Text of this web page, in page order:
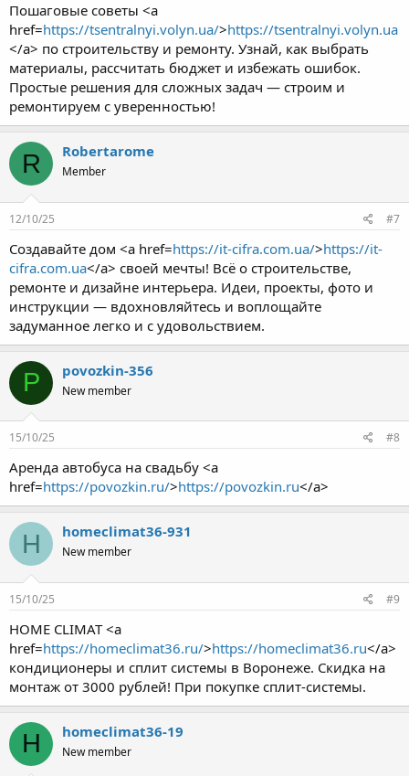
Пошаговые советы <a
href=https://tsentralnyi.volyn.ua/>https://tsentralnyi.volyn.ua
</a> по строительству и ремонту. Узнай, как выбрать
материалы, рассчитать бюджет и избежать ошибок.
Простые решения для сложных задач — строим и
ремонтируем с уверенностью!
R Robertarome
Member
12/10/25 #7
Создавайте дом <a href=https://it-cifra.com.ua/>https://it-
cifra.com.ua</a> своей мечты! Всё о строительстве,
ремонте и дизайне интерьера. Идеи, проекты, фото и
инструкции — вдохновляйтесь и воплощайте
задуманное легко и с удовольствием.
P povozkin-356
New member
15/10/25 #8
Аренда автобуса на свадьбу <a
href=https://povozkin.ru/>https://povozkin.ru</a>
H homeclimat36-931
New member
15/10/25 #9
HOME CLIMAT <a
href=https://homeclimat36.ru/>https://homeclimat36.ru</a>
кондиционеры и сплит системы в Воронеже. Скидка на
монтаж от 3000 рублей! При покупке сплит-системы.
H homeclimat36-19
New member